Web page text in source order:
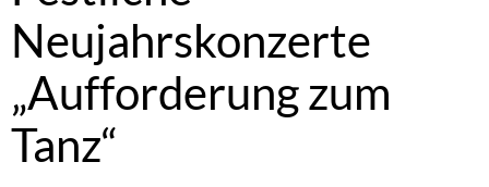
Neujahrskonzerte
„Aufforderung zum
Tanz“